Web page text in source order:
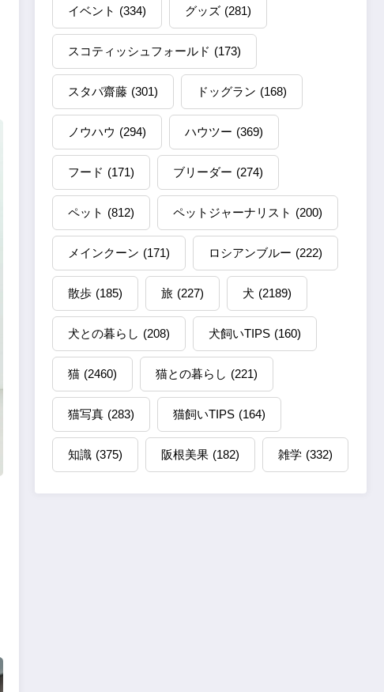
イベント (334) グッズ (281)
スコティッシュフォールド (173)
スタパ齋藤 (301) ドッグラン (168)
ノウハウ (294) ハウツー (369)
フード (171) ブリーダー (274)
ペット (812) ペットジャーナリスト (200)
メインクーン (171) ロシアンブルー (222)
散歩 (185) 旅 (227) 犬 (2189)
犬との暮らし (208) 犬飼いTIPS (160)
猫 (2460) 猫との暮らし (221)
猫写真 (283) 猫飼いTIPS (164)
知識 (375) 阪根美果 (182) 雑学 (332)